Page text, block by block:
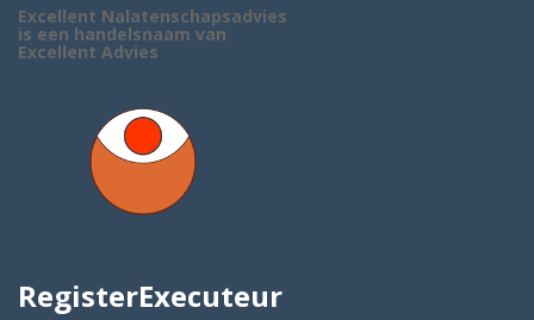
Excellent Nalatenschapsadvies
is een handelsnaam van
Excellent Advies
RegisterExecuteur